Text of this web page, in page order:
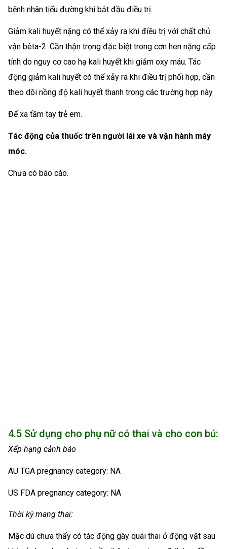
bệnh nhân tiểu đường khi bắt đầu điều trị.
Giảm kali huyết nặng có thể xảy ra khi điều trị với chất chủ
vận bêta-2. Cần thận trọng đặc biệt trong cơn hen nặng cấp
tính do nguy cơ cao hạ kali huyết khi giảm oxy máu. Tác
động giảm kali huyết có thể xảy ra khi điều trị phối hợp, cần
theo dõi nồng độ kali huyết thanh trong các trường hợp này.
Để xa tầm tay trẻ em.
Tác động của thuốc trên người lái xe và vận hành máy
móc.
Chưa có báo cáo.
4.5 Sử dụng cho phụ nữ có thai và cho con bú:
Xếp hạng cảnh báo
AU TGA pregnancy category: NA
US FDA pregnancy category: NA
Thời kỳ mang thai:
Mặc dù chưa thấy có tác động gây quái thai ở động vật sau